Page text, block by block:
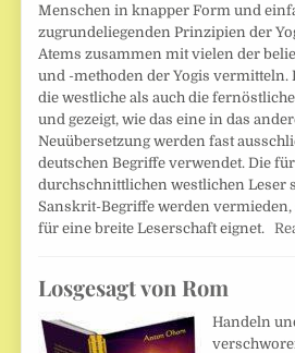
Menschen in knapper Form und
zugrundeliegenden Prinzipien der
Atems zusammen mit vielen der
und -methoden der Yogis vermitteln.
die westliche als auch die
und gezeigt, wie das eine in das
Neuübersetzung werden fast
deutschen Begriffe verwendet. Die
durchschnittlichen westlichen Leser
Sanskrit-Begriffe werden vermieden,
für eine breite Leserschaft eignet.
Losgesagt von Rom
Handeln